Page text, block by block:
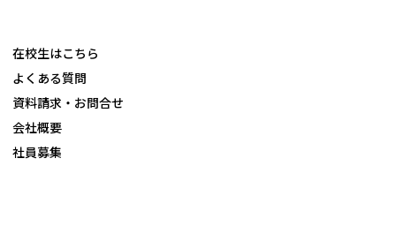
在校生はこちら
よくある質問
資料請求・お問合せ
会社概要
社員募集